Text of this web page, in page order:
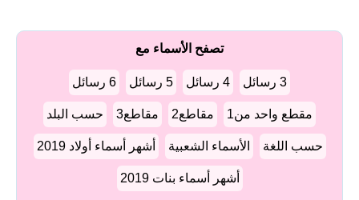
تصفح الأسماء مع
3 رسائل 4 رسائل 5 رسائل 6 رسائل
مقطع واحد من1 مقاطع2 مقاطع3 حسب البلد
حسب اللغة الأسماء الشعبية أشهر أسماء أولاد 2019
أشهر أسماء بنات 2019